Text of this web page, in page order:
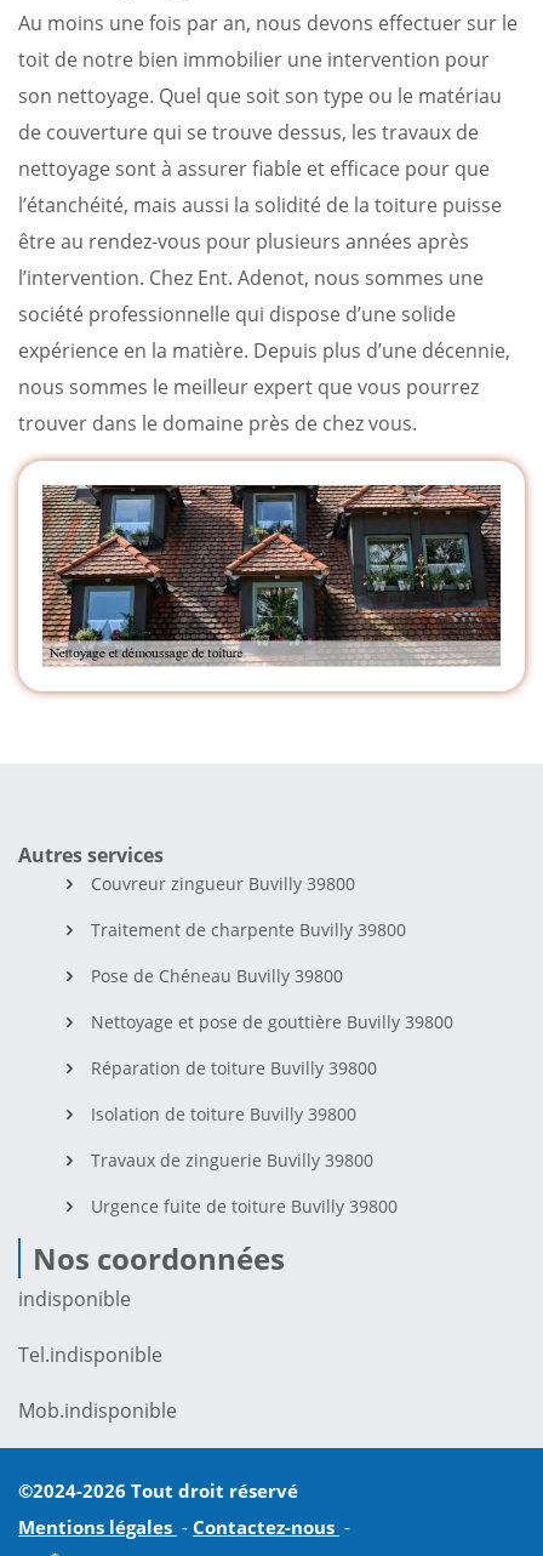
Au moins une fois par an, nous devons effectuer sur le
toit de notre bien immobilier une intervention pour
son nettoyage. Quel que soit son type ou le matériau
de couverture qui se trouve dessus, les travaux de
nettoyage sont à assurer fiable et efficace pour que
l’étanchéité, mais aussi la solidité de la toiture puisse
être au rendez-vous pour plusieurs années après
l’intervention. Chez Ent. Adenot, nous sommes une
société professionnelle qui dispose d’une solide
expérience en la matière. Depuis plus d’une décennie,
nous sommes le meilleur expert que vous pourrez
trouver dans le domaine près de chez vous.
Autres services
Couvreur zingueur Buvilly 39800
Traitement de charpente Buvilly 39800
Pose de Chéneau Buvilly 39800
Nettoyage et pose de gouttière Buvilly 39800
Réparation de toiture Buvilly 39800
Isolation de toiture Buvilly 39800
Travaux de zinguerie Buvilly 39800
Urgence fuite de toiture Buvilly 39800
Nos coordonnées
indisponible
Tel.indisponible
Mob.indisponible
©2024-2026 Tout droit réservé
Mentions légales - Contactez-nous -